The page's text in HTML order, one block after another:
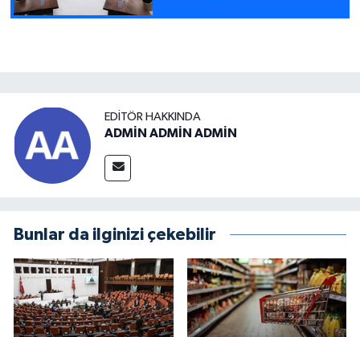
EDITÖR HAKKINDA
ADMİN ADMİN ADMİN
Bunlar da ilginizi çekebilir